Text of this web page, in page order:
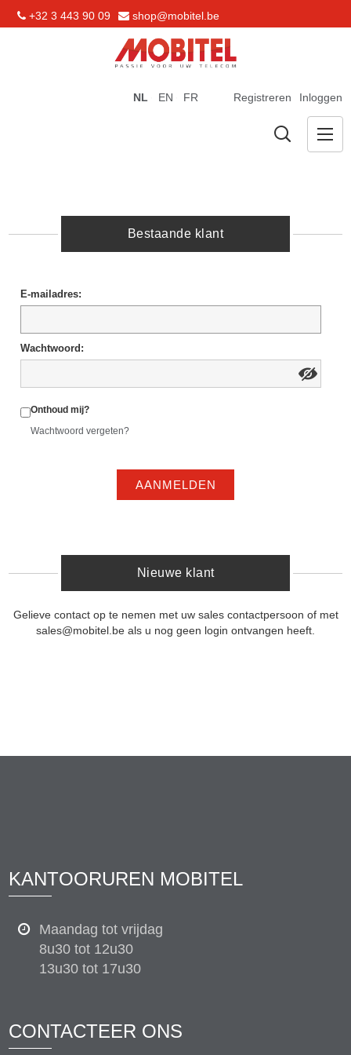
+32 3 443 90 09 shop@mobitel.be
Registreren Inloggen
NL EN FR
Bestaande klant
E-mailadres:
Wachtwoord:
Onthoud mij?
Wachtwoord vergeten?
AANMELDEN
Nieuwe klant
Gelieve contact op te nemen met uw sales contactpersoon of met
sales@mobitel.be als u nog geen login ontvangen heeft.
KANTOORUREN MOBITEL
Maandag tot vrijdag
8u30 tot 12u30
13u30 tot 17u30
CONTACTEER ONS